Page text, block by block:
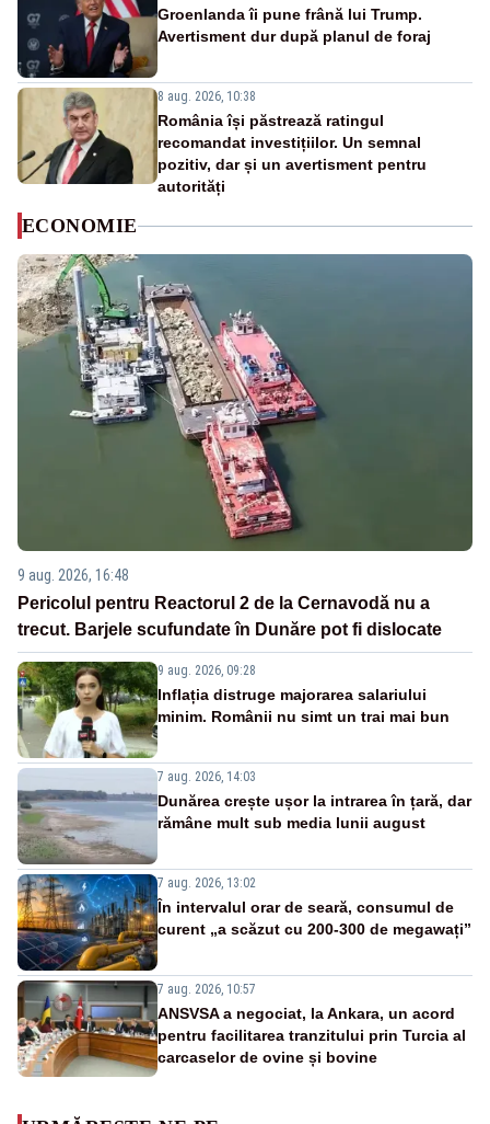
Groenlanda îi pune frână lui Trump.
Avertisment dur după planul de foraj
8 aug. 2026, 10:38
România își păstrează ratingul
recomandat investițiilor. Un semnal
pozitiv, dar și un avertisment pentru
autorități
ECONOMIE
9 aug. 2026, 16:48
Pericolul pentru Reactorul 2 de la Cernavodă nu a
trecut. Barjele scufundate în Dunăre pot fi dislocate
9 aug. 2026, 09:28
Inflația distruge majorarea salariului
minim. Românii nu simt un trai mai bun
7 aug. 2026, 14:03
Dunărea crește ușor la intrarea în țară, dar
rămâne mult sub media lunii august
7 aug. 2026, 13:02
În intervalul orar de seară, consumul de
curent „a scăzut cu 200-300 de megawați”
7 aug. 2026, 10:57
ANSVSA a negociat, la Ankara, un acord
pentru facilitarea tranzitului prin Turcia al
carcaselor de ovine și bovine